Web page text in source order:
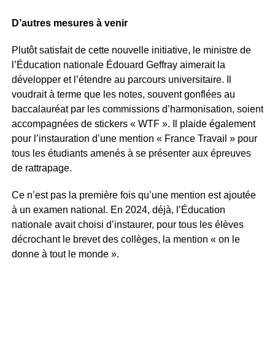
D’autres mesures à venir
Plutôt satisfait de cette nouvelle initiative, le ministre de
l’Éducation nationale Édouard Geffray aimerait la
développer et l’étendre au parcours universitaire. Il
voudrait à terme que les notes, souvent gonflées au
baccalauréat par les commissions d’harmonisation, soient
accompagnées de stickers « WTF ». Il plaide également
pour l’instauration d’une mention « France Travail » pour
tous les étudiants amenés à se présenter aux épreuves
de rattrapage.
Ce n’est pas la première fois qu’une mention est ajoutée
à un examen national. En 2024, déjà, l’Éducation
nationale avait choisi d’instaurer, pour tous les élèves
décrochant le brevet des collèges, la mention « on le
donne à tout le monde ».